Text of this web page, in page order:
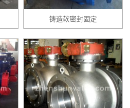
铸造软密封固定